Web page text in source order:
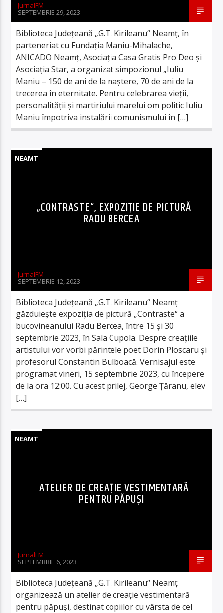
JurnalFM
SEPTEMBRIE 29, 2023
Biblioteca Județeană „G.T. Kirileanu“ Neamț, în
parteneriat cu Fundația Maniu-Mihalache,
ANICADO Neamț, Asociația Casa Gratis Pro Deo și
Asociația Star, a organizat simpozionul „Iuliu
Maniu – 150 de ani de la naștere, 70 de ani de la
trecerea în eternitate. Pentru celebrarea vieții,
personalității și martiriului marelui om politic Iuliu
Maniu împotriva instalării comunismului în […]
NEAMT
„CONTRASTE“, EXPOZIȚIE DE PICTURĂ
RADU BERCEA
JurnalFM
SEPTEMBRIE 12, 2023
Biblioteca Județeană „G.T. Kirileanu“ Neamț
găzduiește expoziția de pictură „Contraste“ a
bucovineanului Radu Bercea, între 15 și 30
septembrie 2023, în Sala Cupola. Despre creațiile
artistului vor vorbi părintele poet Dorin Ploscaru și
profesorul Constantin Bulboacă. Vernisajul este
programat vineri, 15 septembrie 2023, cu începere
de la ora 12:00. Cu acest prilej, George Țăranu, elev
[…]
NEAMT
ATELIER DE CREAȚIE VESTIMENTARĂ
PENTRU PĂPUȘI
JurnalFM
SEPTEMBRIE 6, 2023
Biblioteca Județeană „G.T. Kirileanu“ Neamț
organizează un atelier de creație vestimentară
pentru păpuși, destinat copiilor cu vârsta de cel